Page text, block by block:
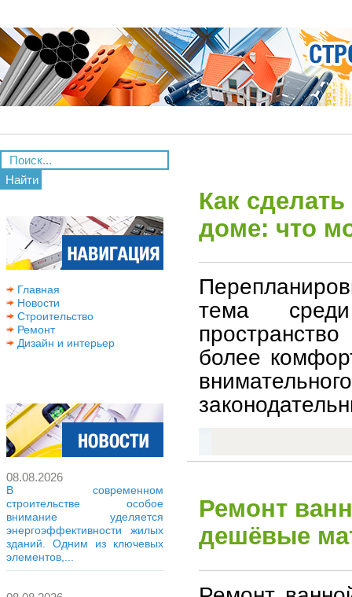
Найти
Главная
Новости
Строительство
Ремонт
Дизайн и интерьер
08.08.2026
В современном
строительстве особое
внимание уделяется
энергоэффективности жилых
зданий. Одним из ключевых
элементов,...
Как
доме: что
тема
более
Ремонт
дешёвые